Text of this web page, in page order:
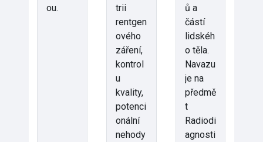
ou.
trii
rentgen
ového
záření,
kontrol
u
kvality,
potenci
onální
nehody
ů a
částí
lidskéh
o těla.
Navazu
je na
předmě
t
Radiodi
agnosti